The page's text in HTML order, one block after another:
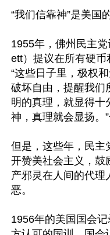
“我们信靠神”是美国
1955年，佛州民主
ett）提议在所有硬币
“这些日子里，极权
破坏自由，提醒我们
明的真理，就显得十
神，真理就会显扬。
但是，这些年，民主
开赞美社会主义，鼓
产邪灵在人间的代理
恶。
1956年的美国国会